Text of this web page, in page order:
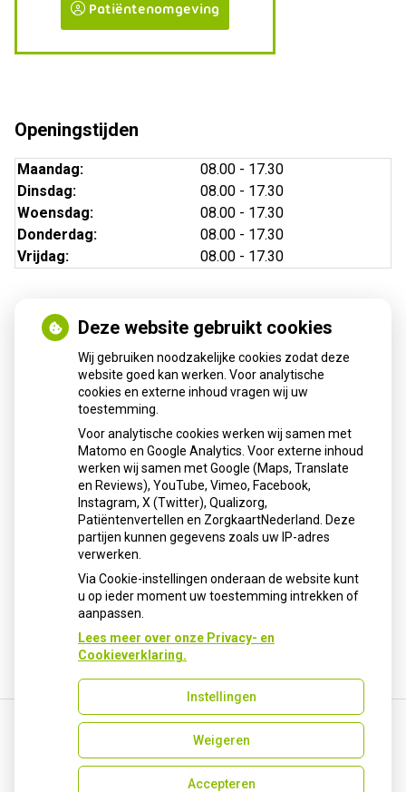
Patiëntenomgeving
Openingstijden
Maandag:
08.00 - 17.30
Dinsdag:
08.00 - 17.30
Woensdag:
08.00 - 17.30
Donderdag:
08.00 - 17.30
Vrijdag:
08.00 - 17.30
Nieuws
Sinds huisartsen afslankmedicijnen mogen voorschrijven,
neemt gebruik toe
Schurft sinds corona geen vergeten ziekte meer: aantal
uitbraken fors gestegen
Stoppen met afslankmedicijnen betekent zonder
leefstijlaanpassingen weer gewichtstoename
Kookadvies drinkwater in provincie Utrecht vanwege
besmetting
Terugroepactie babyvoeding Nestlé: bacterie kan baby’s
ziek maken
Uw Zorg Online |Beheer
info-apotheekhellevoetsluis@ezorg.nl
Deze website gebruikt cookies
Wij gebruiken noodzakelijke cookies zodat deze
website goed kan werken. Voor analytische
cookies en externe inhoud vragen wij uw
toestemming.
Voor analytische cookies werken wij samen met
Matomo en Google Analytics. Voor externe inhoud
werken wij samen met Google (Maps, Translate
en Reviews), YouTube, Vimeo, Facebook,
Instagram, X (Twitter), Qualizorg,
Patiëntenvertellen en ZorgkaartNederland. Deze
partijen kunnen gegevens zoals uw IP-adres
verwerken.
Via Cookie-instellingen onderaan de website kunt
u op ieder moment uw toestemming intrekken of
aanpassen.
Lees meer over onze Privacy- en
Cookieverklaring.
Instellingen
Weigeren
Accepteren